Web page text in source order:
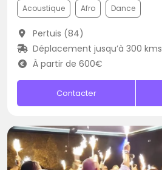
Acoustique Afro Dance
Pertuis (84)
Déplacement jusqu’à 300 kms
À partir de 600€
Contacter